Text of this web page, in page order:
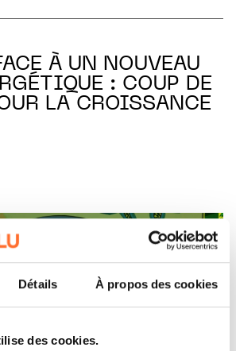
Détails À propos des cookies
des cookies.
À UN NOUVEAU
: COUP DE
LA CROISSANCE